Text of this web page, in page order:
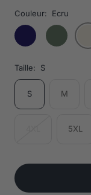
Couleur: Ecru
Taille: S
S M
5XL